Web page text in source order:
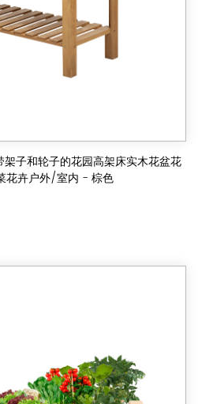
架子和轮子的花园高架床实木花盆花
花卉户外/室内 - 棕色